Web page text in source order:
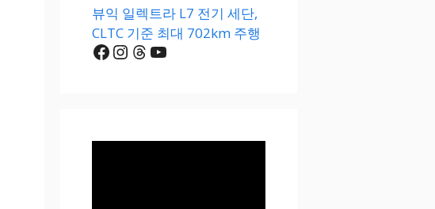
뷰익 일렉트라 L7 전기 세단,
CLTC 기준 최대 702km 주행
Facebook
Instagram
Threads
YouTube